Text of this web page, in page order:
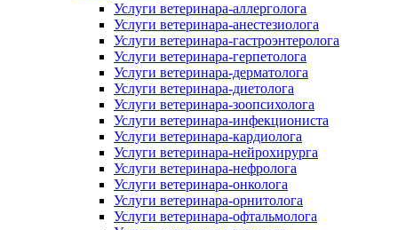
Услуги ветеринара-аллерголога
Услуги ветеринара-анестезиолога
Услуги ветеринара-гастроэнтеролога
Услуги ветеринара-герпетолога
Услуги ветеринара-дерматолога
Услуги ветеринара-диетолога
Услуги ветеринара-зоопсихолога
Услуги ветеринара-инфекциониста
Услуги ветеринара-кардиолога
Услуги ветеринара-нейрохирурга
Услуги ветеринара-нефролога
Услуги ветеринара-онколога
Услуги ветеринара-орнитолога
Услуги ветеринара-офтальмолога